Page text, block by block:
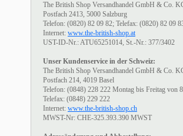
The British Shop Versandhandel GmbH & Co.
Postfach 2413, 5000 Salzburg
Telefon: (0820) 82 09 82; Telefax: (0820) 82 09
Internet: www.the-british-shop.at
UST-ID-Nr.: ATU65251014, St.-Nr.: 377/3402
Unser Kundenservice in der Schweiz:
The British Shop Versandhandel GmbH & Co.
Postfach 214, 4019 Basel
Telefon: (0848) 228 222 Montag bis Freitag von
Telefax: (0848) 229 222
Internet: www.the-british-shop.ch
MWST-Nr: CHE-325.393.390 MWST